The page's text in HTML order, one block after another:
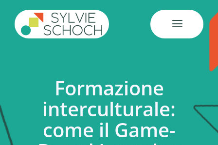
contenuto
Formazione
interculturale:
come il Game-